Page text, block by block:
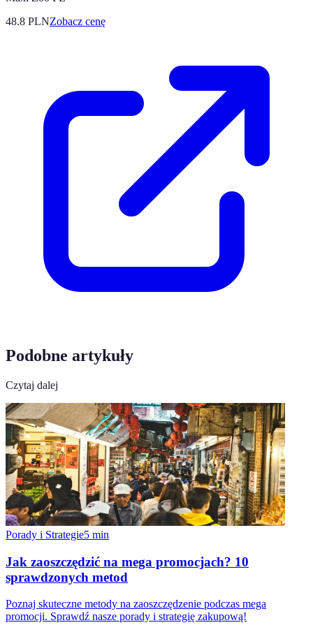
48.8 PLNZobacz cenę
Podobne artykuły
Czytaj dalej
Porady i Strategie5 min
Jak zaoszczędzić na mega promocjach? 10
sprawdzonych metod
Poznaj skuteczne metody na zaoszczędzenie podczas mega
promocji. Sprawdź nasze porady i strategię zakupową!